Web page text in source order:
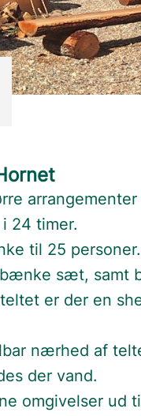
24 timer.
til 25 personer.
sæt, samt
er der en
nærhed af
der vand.
omgivelser ud